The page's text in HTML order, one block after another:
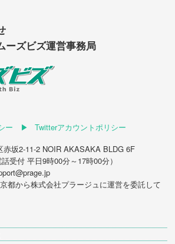
ズビズ運営事務局
ー
Twitterアカウントポリシー
坂2-11-2 NOIR AKASAKA BLDG 6F
受付 平日9時00分～17時00分）
都から株式会社プラージュに運営を委託して